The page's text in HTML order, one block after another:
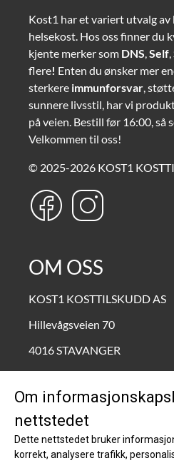
Kost1 har et variert utvalg
helsekost. Hos oss finner du
kjente merker som DNS Self
flere! Enten du ønsker mer
sterkere immunforsvar ,
sunnere livsstil, har vi
på veien. Bestill før 16:00, så
Velkommen til oss!
© 2025-2026 KOST1
OM OSS
KOST1 KOSTTILSKUDD AS
Hillevågsveien 70
4016 STAVANGER
Org. nr. 995690772
Tlf: 90211111
kundeservice@kost1.no
Om
nettstedet
Dette nettstedet bruker
korrekt, analysere trafikk,